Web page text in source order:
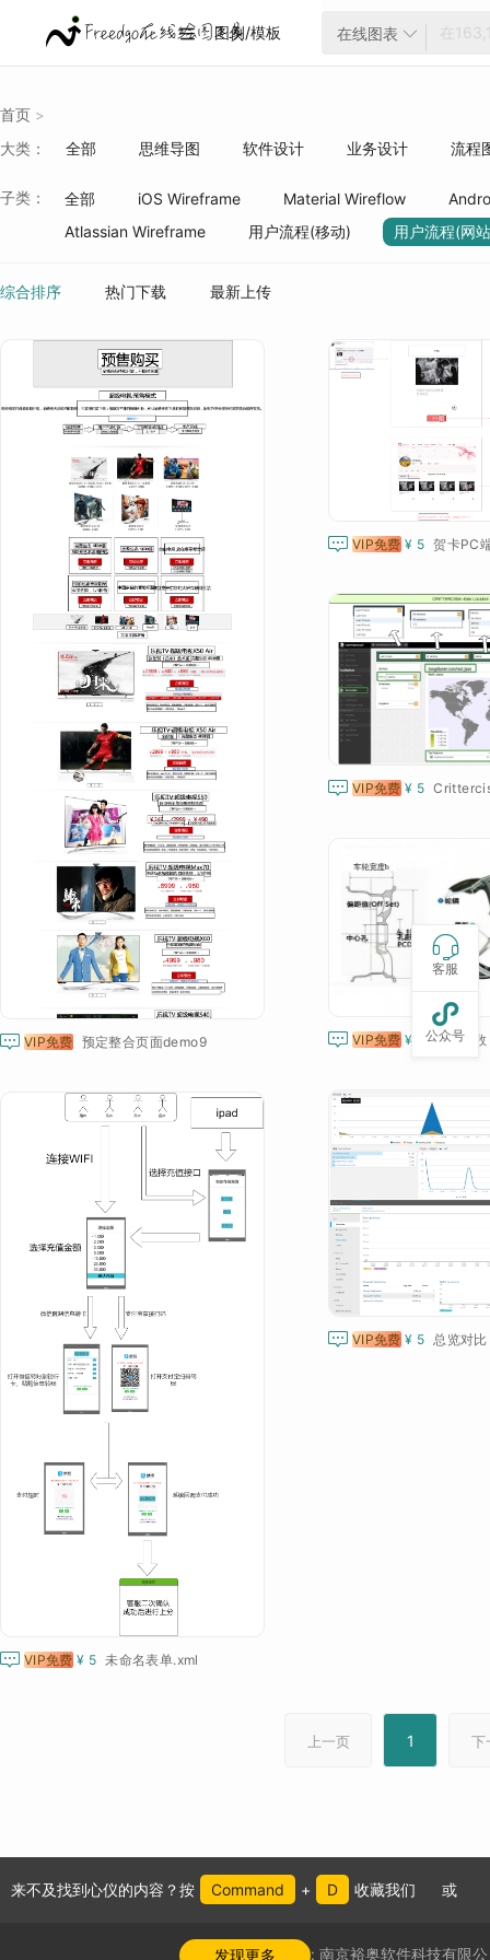
 图例/模板 在线图表 
首页 >
大类： 全部 思维导图 软件设计 业务设计
流程
子类： 全部 iOS Wireframe Material Wireflow
Atlassian Wireframe
用户流程(移动) 用户流程(网
综合排序 热门下载 最新上传
 VIP免费 预定整合页面demo9
 VIP免费 ¥ 5 贺卡PC
 VIP免费 ¥ 5
 VIP免费 ¥ 5 车轮参数
 VIP免费 ¥ 5 总览对比
 VIP免费 ¥ 5 未命名表单.xml
上一页 1 下
来不及找到心仪的内容？按 Command + D 收藏我们 或
发现更多公司介绍:南京裕奥软件科技有限公

客服

公众号